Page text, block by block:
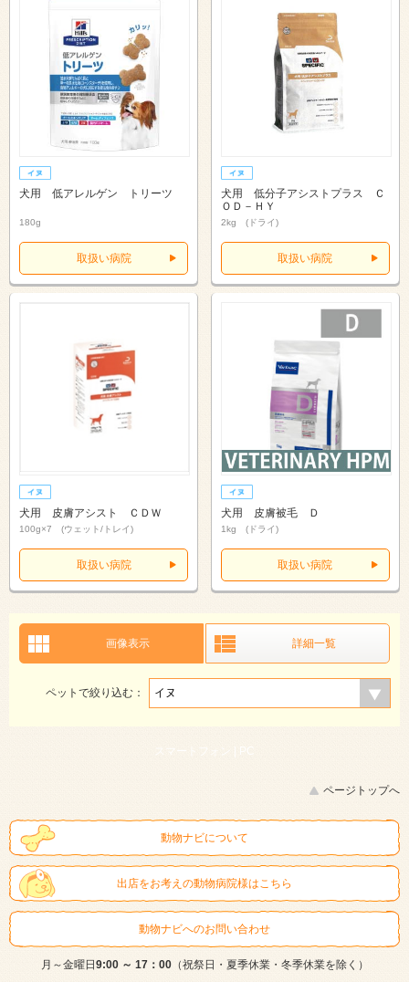
犬用 低アレルゲン トリーツ
180g
取扱い病院
犬用 低分子アシストプラス Ｃ
ＯＤ－ＨＹ
2kg (ドライ)
取扱い病院
犬用 皮膚アシスト ＣＤＷ
100g×7 (ウェット/トレイ)
取扱い病院
犬用 皮膚被毛 Ｄ
1kg (ドライ)
取扱い病院
画像表示 詳細一覧
ペットで絞り込む：
スマートフォン |
ページトップへ
動物ナビについて
出店をお考えの動物病院様はこちら
動物ナビへのお問い合わせ
月～金曜日 9:00 ～ 17：00（祝祭日・夏季休業・冬季休業を除く）